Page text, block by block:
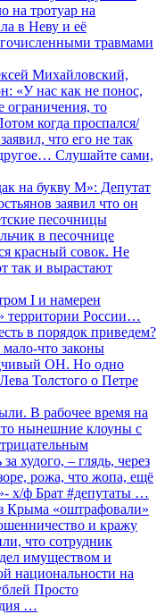
на тротуар на
в Неву и её
травмами
Михайловский,
«У нас как не понос,
ограничения, то
когда проспался/
что его не так
Слушайте сами,
на букву М»: Депутат
заявил что он
песочницы
в песочнице
красный совок. Не
так и вырастают
I и намерен
территории России…
в порядок приведем?
что законы
ОН. Но одно
Толстого о Петре
В рабочее время на
нынешние клоуны с
худого, – глядь, через
рожа, что жопа, ещё
х/ф Брат #депутаты …
Крыма «оштрафовали»
и кражу
что сотрудник
имуществом и
национальности на
Просто
…